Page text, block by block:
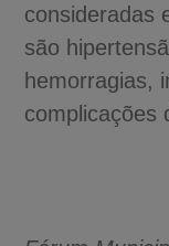
consideradas
são
hemorragias,
complicações